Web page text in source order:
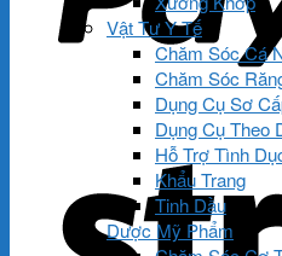
Vật Tư Y Tế
Chăm Sóc Cá
Chăm Sóc
Dụng Cụ Sơ
Dụng Cụ Theo
Hỗ Trợ Tình
Khẩu Trang
Tinh Dầu
Dược Mỹ Phẩm